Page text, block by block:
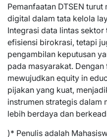
Pemanfaatan DTSEN
digital dalam tata kelola
Integrasi data lintas
efisiensi birokrasi, tetapi
pengambilan keputusan
pada masyarakat.
mewujudkan equity in
pijakan yang kuat,
instrumen strategis dalam
lebih berdaya dan
)* Penulis adalah